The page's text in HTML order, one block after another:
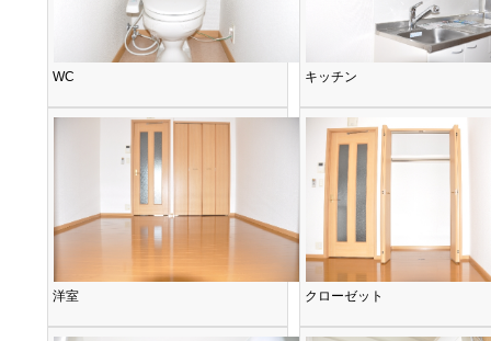
WC キッチン
洋室 クローゼット